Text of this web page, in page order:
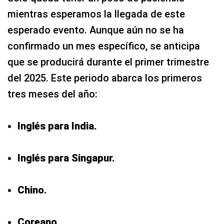
mientras esperamos la llegada de este
esperado evento. Aunque aún no se ha
confirmado un mes específico, se anticipa
que se producirá durante el primer trimestre
del 2025. Este periodo abarca los primeros
tres meses del año:
Inglés para India.
Inglés para Singapur.
Chino.